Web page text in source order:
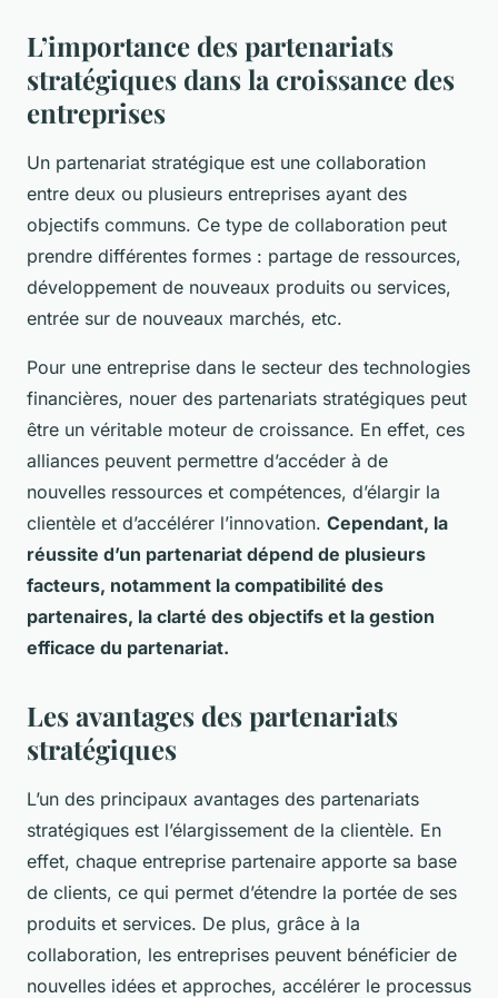
L’importance des partenariats
stratégiques dans la croissance des
entreprises
Un partenariat stratégique est une collaboration
entre deux ou plusieurs entreprises ayant des
objectifs communs. Ce type de collaboration peut
prendre différentes formes : partage de ressources,
développement de nouveaux produits ou services,
entrée sur de nouveaux marchés, etc.
Pour une entreprise dans le secteur des technologies
financières, nouer des partenariats stratégiques peut
être un véritable moteur de croissance. En effet, ces
alliances peuvent permettre d’accéder à de
nouvelles ressources et compétences, d’élargir la
clientèle et d’accélérer l’innovation. Cependant, la
réussite d’un partenariat dépend de plusieurs
facteurs, notamment la compatibilité des
partenaires, la clarté des objectifs et la gestion
efficace du partenariat.
Les avantages des partenariats
stratégiques
L’un des principaux avantages des partenariats
stratégiques est l’élargissement de la clientèle. En
effet, chaque entreprise partenaire apporte sa base
de clients, ce qui permet d’étendre la portée de ses
produits et services. De plus, grâce à la
collaboration, les entreprises peuvent bénéficier de
nouvelles idées et approches, accélérer le processus